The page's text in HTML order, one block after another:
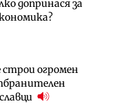
допринася за
огромен
огромен
договор за
Italy
Данъчните
може да бъдат
избра
на
по бул.